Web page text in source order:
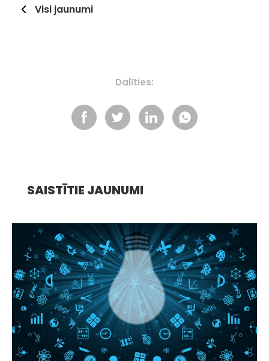
Visi jaunumi
Dalīties:
SAISTĪTIE JAUNUMI